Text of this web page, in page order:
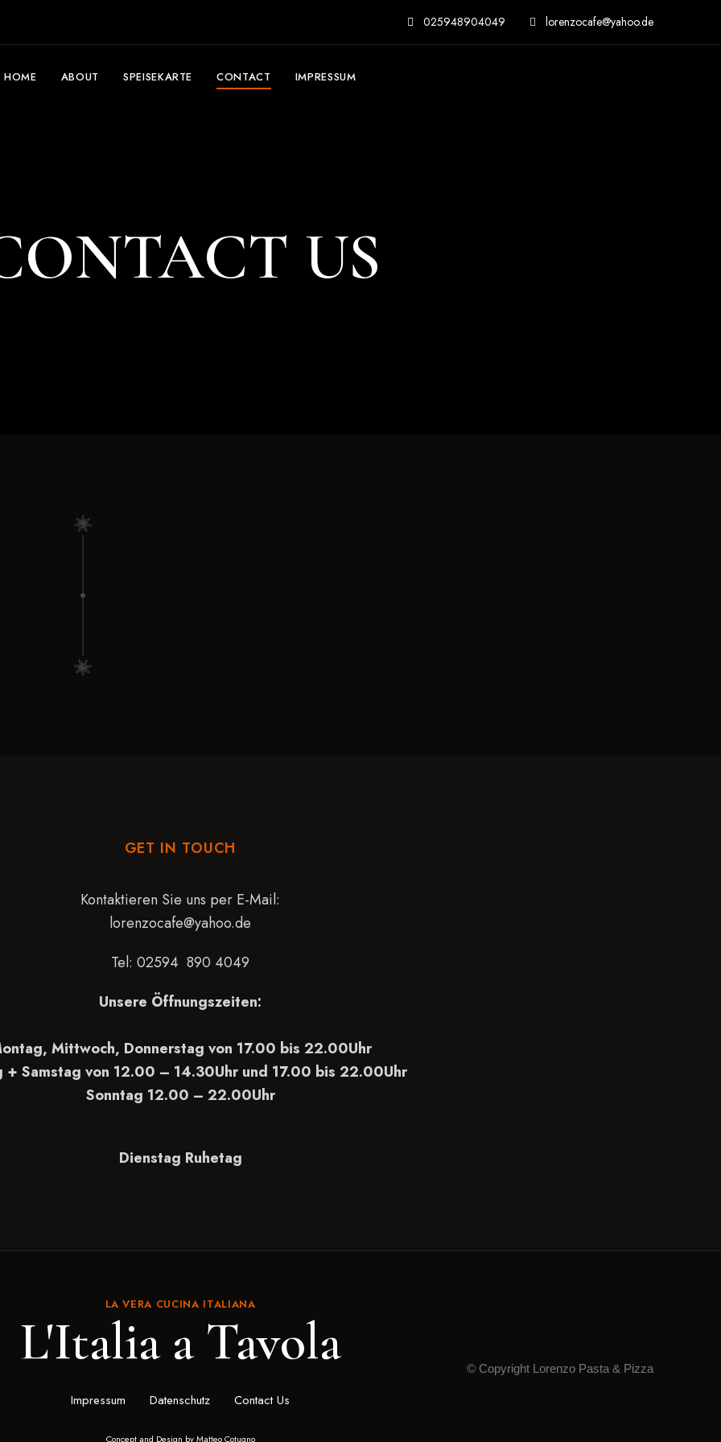
025948904049 lorenzocafe@yahoo.de
HOME ABOUT SPEISEKARTE CONTACT IMPRESSUM
US
GET IN TOUCH
Kontaktieren Sie uns per E-Mail:
lorenzocafe@yahoo.de
Tel: 02594 890 4049
Unsere Öffnungszeiten:
Mittwoch, Donnerstag von 17.00 bis 22.00Uhr
+ Samstag von 12.00 – 14.30Uhr und 17.00 bis 22.00Uhr
Sonntag 12.00 – 22.00Uhr
Dienstag Ruhetag
LA VERA CUCINA ITALIANA
L'Italia a Tavola
Impressum Datenschutz Contact Us
Concept and Design by Matteo Cotugno
© Copyright Lorenzo Pasta & Pizza